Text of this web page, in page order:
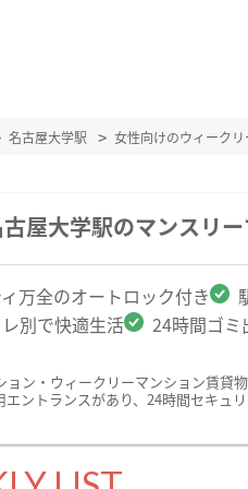
名古屋大学駅 女性向けのウィーク
屋大学駅のマンスリ
万全のオートロック付き
別で快適生活
24時間ゴミ
ン・ウィークリーマンション賃
ントランスがあり、24時間セキ